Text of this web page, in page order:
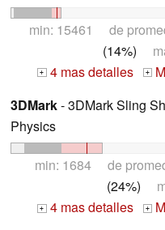
min: 15461 de
(14%)
+ 4 mas detalles +
3DMark- 3DMark Sling
Physics
min: 1684 de
(24%)
+ 4 mas detalles +